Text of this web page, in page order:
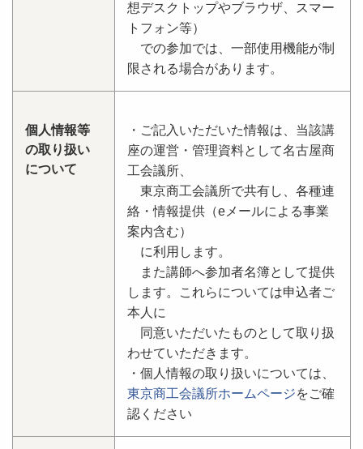
想デスクトップやブラウザ、スマー
トフォン等）
での参加では、一部使用機能が制
限される場合があります。
個人情報等
の取り扱い
について
・ご記入いただいた情報は、当該講
座の運営・管理資料として名古屋商
工会議所、
東京商工会議所で共有し、各種連
絡・情報提供（eメールによる事業
案内含む）
に利用します。
また講師へ参加者名簿として提供
します。これらについては申込者ご
本人に
同意いただいたものとして取り扱
わせていただきます。
・個人情報の取り扱いについては、
東京商工会議所ホームページをご確
認ください